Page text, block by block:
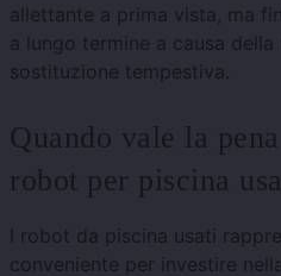
allettante a prima vista, ma
a lungo termine a causa della
sostituzione tempestiva.
Quando vale la
robot per piscina
I robot da piscina usati
conveniente per investire